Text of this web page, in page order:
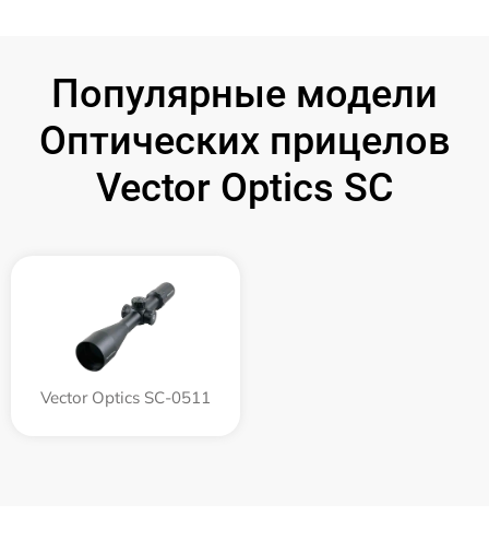
Популярные модели
Оптических прицелов
Vector Optics SC
Vector Optics SC-0511